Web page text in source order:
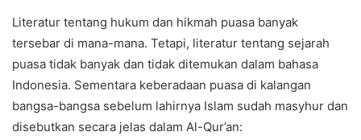
Literatur tentang hukum dan hikmah puasa banyak
tersebar di mana-mana. Tetapi, literatur tentang sejarah
puasa tidak banyak dan tidak ditemukan dalam bahasa
Indonesia. Sementara keberadaan puasa di kalangan
bangsa-bangsa sebelum lahirnya Islam sudah masyhur dan
disebutkan secara jelas dalam Al-Qur’an: